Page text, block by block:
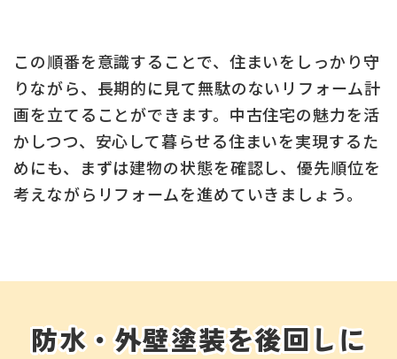
この順番を意識することで、住まいをしっかり守
りながら、長期的に見て無駄のないリフォーム計
画を立てることができます。中古住宅の魅力を活
かしつつ、安心して暮らせる住まいを実現するた
めにも、まずは建物の状態を確認し、優先順位を
考えながらリフォームを進めていきましょう。
防水・外壁塗装を後回しに